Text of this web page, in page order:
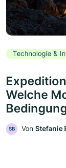
Technologie &
Welche
SB Von Stefanie